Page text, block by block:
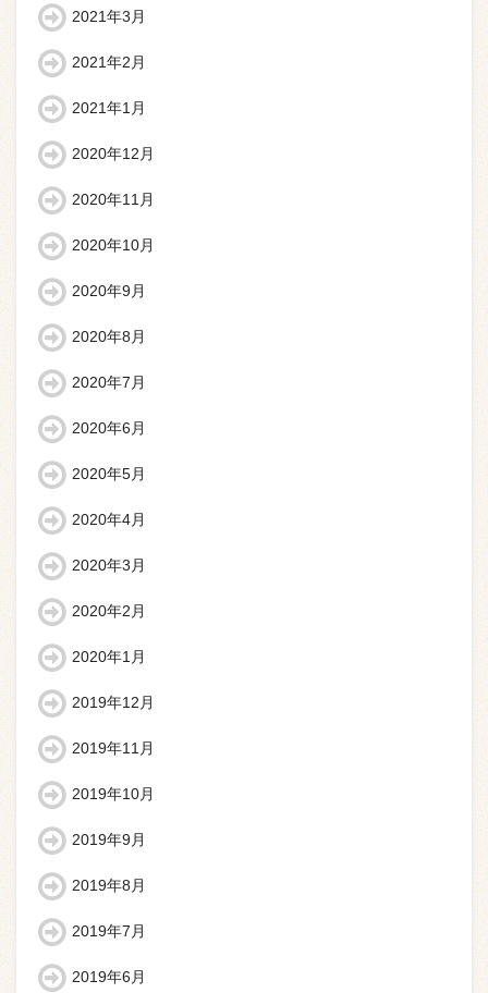
2021年3月
2021年2月
2021年1月
2020年12月
2020年11月
2020年10月
2020年9月
2020年8月
2020年7月
2020年6月
2020年5月
2020年4月
2020年3月
2020年2月
2020年1月
2019年12月
2019年11月
2019年10月
2019年9月
2019年8月
2019年7月
2019年6月